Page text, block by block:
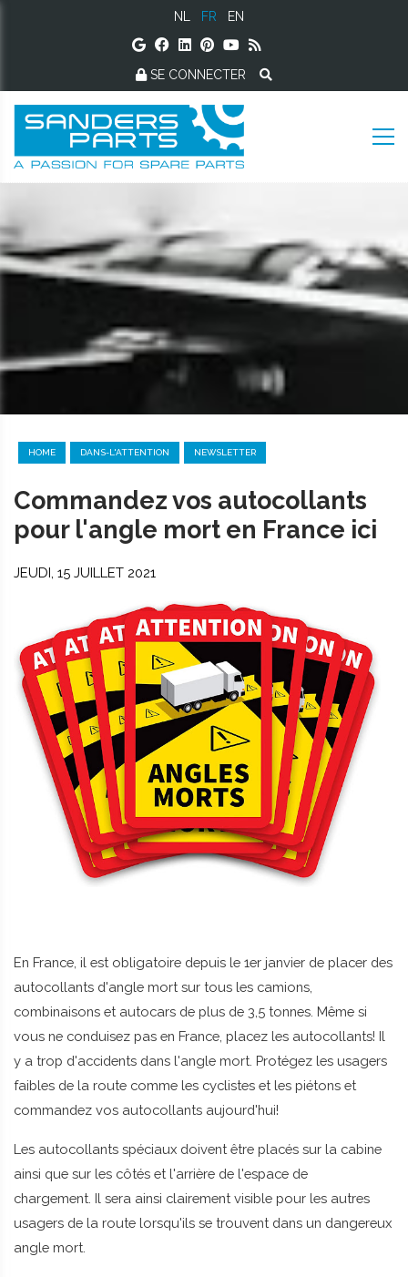
NL FR EN
SE CONNECTER
HOME DANS-L'ATTENTION NEWSLETTER
Commandez vos autocollants
pour l'angle mort en France ici
JEUDI, 15 JUILLET 2021
En France, il est obligatoire depuis le 1er janvier de placer des
autocollants d'angle mort sur tous les camions,
combinaisons et autocars de plus de 3,5 tonnes. Même si
vous ne conduisez pas en France, placez les autocollants! Il
y a trop d'accidents dans l'angle mort. Protégez les usagers
faibles de la route comme les cyclistes et les piétons et
commandez vos autocollants aujourd'hui!
Les autocollants spéciaux doivent être placés sur la cabine
ainsi que sur les côtés et l'arrière de l'espace de
chargement. Il sera ainsi clairement visible pour les autres
usagers de la route lorsqu'ils se trouvent dans un dangereux
angle mort.